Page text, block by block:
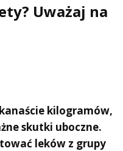
Uważaj na
kilogramów,
skutki uboczne.
leków z grupy